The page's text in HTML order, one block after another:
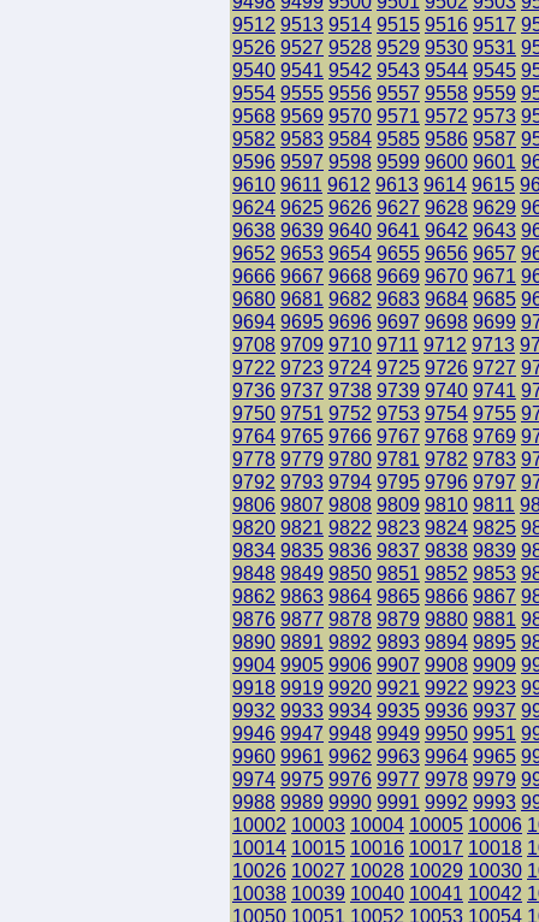
9512 9513 9514 9515 9516 9517
9526 9527 9528 9529 9530 9531
9540 9541 9542 9543 9544 9545
9554 9555 9556 9557 9558 9559
9568 9569 9570 9571 9572 9573
9582 9583 9584 9585 9586 9587
9596 9597 9598 9599 9600 9601
9610 9611 9612 9613 9614 9615
9624 9625 9626 9627 9628 9629
9638 9639 9640 9641 9642 9643
9652 9653 9654 9655 9656 9657
9666 9667 9668 9669 9670 9671
9680 9681 9682 9683 9684 9685
9694 9695 9696 9697 9698 9699
9708 9709 9710 9711 9712 9713
9722 9723 9724 9725 9726 9727
9736 9737 9738 9739 9740 9741
9750 9751 9752 9753 9754 9755
9764 9765 9766 9767 9768 9769
9778 9779 9780 9781 9782 9783
9792 9793 9794 9795 9796 9797
9806 9807 9808 9809 9810 9811
9820 9821 9822 9823 9824 9825
9834 9835 9836 9837 9838 9839
9848 9849 9850 9851 9852 9853
9862 9863 9864 9865 9866 9867
9876 9877 9878 9879 9880 9881
9890 9891 9892 9893 9894 9895
9904 9905 9906 9907 9908 9909
9918 9919 9920 9921 9922 9923
9932 9933 9934 9935 9936 9937
9946 9947 9948 9949 9950 9951
9960 9961 9962 9963 9964 9965
9974 9975 9976 9977 9978 9979
9988 9989 9990 9991 9992 9993
10002 10003 10004 10005 10006
10014 10015 10016 10017 10018
10026 10027 10028 10029 10030
10038 10039 10040 10041 10042
10050 10051 10052 10053 10054